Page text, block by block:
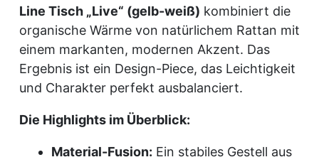
Line Tisch „Live“ (gelb-weiß) kombiniert die
organische Wärme von natürlichem Rattan mit
einem markanten, modernen Akzent. Das
Ergebnis ist ein Design-Piece, das Leichtigkeit
und Charakter perfekt ausbalanciert.
Die Highlights im Überblick:
Material-Fusion: Ein stabiles Gestell aus